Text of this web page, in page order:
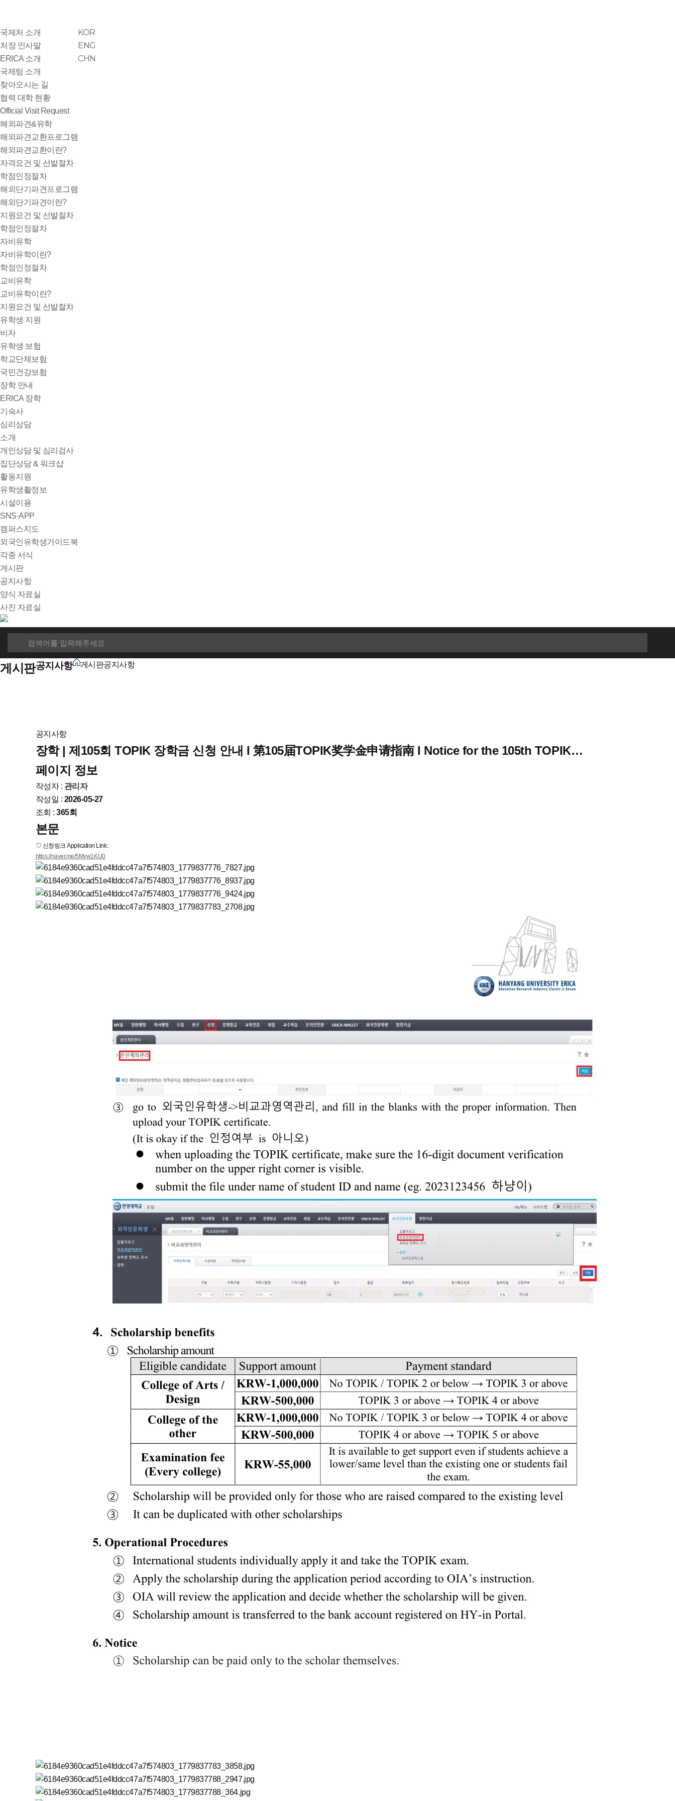
국제처 소개
처장 인사말
ERICA 소개
국제팀 소개
찾아오시는 길
협력 대학 현황
Official Visit Request
해외파견&유학
해외파견교환프로그램
해외파견교환이란?
자격요건 및 선발절차
학점인정절차
해외단기파견프로그램
해외단기파견이란?
지원요건 및 선발절차
학점인정절차
자비유학
자비유학이란?
학점인정절차
교비유학
교비유학이란?
지원요건 및 선발절차
유학생 지원
비자
유학생 보험
학교단체보험
국민건강보험
장학 안내
ERICA 장학
기숙사
심리상담
소개
개인상담 및 심리검사
집단상담 & 워크샵
활동지원
유학생활정보
시설이용
SNS·APP
캠퍼스지도
외국인유학생가이드북
각종 서식
게시판
공지사항
양식 자료실
사진 자료실
KOR
ENG
CHN
게시판공지사항 게시판공지사항
공지사항
장학 | 제105회 TOPIK 장학금 신청 안내 I 第105届TOPIK奖学金申请指南 I Notice for the 105th TOPIK…
페이지 정보
작성자 : 관리자
작성일 : 2026-05-27
조회 :365회
본문
♡ 신청링크 Application Link:
https://naver.me/5Mvw1KU0